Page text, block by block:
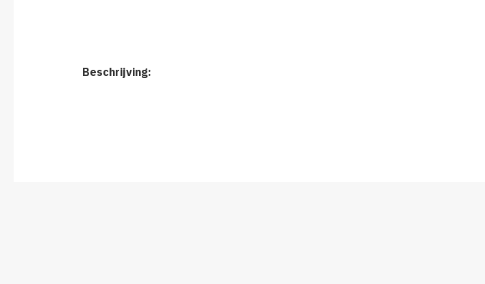
Beschrijving: